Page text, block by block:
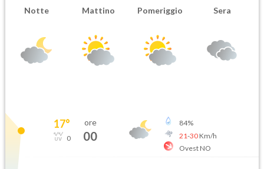
Notte Mattino Pomeriggio Sera
17°
0
ore
00
84%
21-30Km/h
Ovest NO